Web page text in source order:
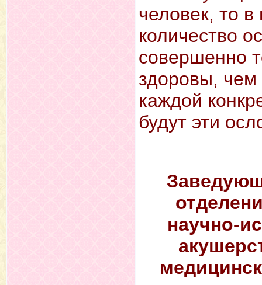
человек, то в
количество
совершенно
здоровы, чем
каждой
будут эти
научно-